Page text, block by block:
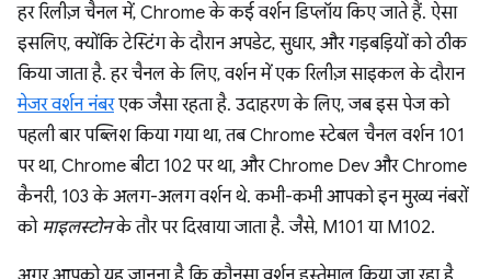
हर रिलीज़ चैनल में, Chrome के कई वर्शन डिप्लॉय किए जाते हैं. ऐसा
इसलिए, क्योंकि टेस्टिंग के दौरान अपडेट, सुधार, और गड़बड़ियों को ठीक
किया जाता है. हर चैनल के लिए, वर्शन में एक रिलीज़ साइकल के दौरान
मेजर वर्शन नंबरएक जैसा रहता है. उदाहरण के लिए, जब इस पेज को
पहली बार पब्लिश किया गया था, तब Chrome स्टेबल चैनल वर्शन 101
पर था, Chrome बीटा 102 पर था, और Chrome Dev और Chrome
कैनरी, 103 के अलग-अलग वर्शन थे. कभी-कभी आपको इन मुख्य नंबरों
को माइलस्टोनके तौर पर दिखाया जाता है. जैसे, M101 या M102.